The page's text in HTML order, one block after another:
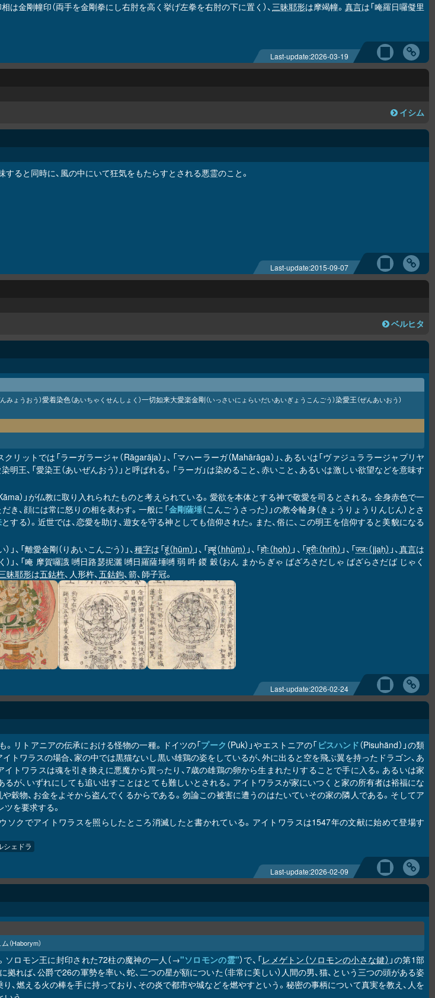
相は金剛幢印（両手を金剛拳にし右肘を高く挙げ左拳を右肘の下に置く）、三昧耶形は摩竭幢。 真言は「唵羅日囉儗里
Last-update:2026-03-19
イシム
すると同時に、風の中にいて狂気をもたらすとされる悪霊のこと。
Last-update:2015-09-07
ベルヒタ
みょうおう）愛着染色（あいちゃくせんしょく）一切如来大愛楽金剛（いっさいにょらいだいあいぎょうこんごう）染愛王（ぜんあいおう）
リットでは「ラーガラージャ（Rāgarāja）」、「マハーラーガ（Mahārāga）」、あるいは「ヴァジュララージャプリヤ
明王、「愛染王（あいぜんおう）」と呼ばれる。「ラーガ」は染めること、赤いこと、あるいは激しい欲望などを意味す
Kāma）」が仏教に取り入れられたものと考えられている。愛欲を本体とする神で敬愛を司るとされる。全身赤色で一
き、顔には常に怒りの相を表わす。一般に「金剛薩埵（こんごうさった）」の教令輪身（きょうりょうりんじん）とさ
とする）。近世では、恋愛を助け、遊女を守る神としても信仰された。また、俗に、この明王を信仰すると美貌になる
」、「離愛金剛（りあいこんごう）」、種字は「हूं（hūṃ） 」、「ह्हूं（hhūṃ） 」、「होः（hoḥ） 」、「ह्रीः（hrīḥ） 」、「ज्जः（jjaḥ） 」、真言は
）」、「唵 摩賀囉誐 嚩日路瑟抳灑 嚩日羅薩埵嚩 弱 吽 鍐 穀（おん まからぎゃ ばざろさだしゃ ばざらさだば じゃく
昧耶形は五鈷杵、人形杵、五鈷鉤、箭、師子冠。
Last-update:2026-02-24
。リトアニアの伝承における怪物の一種。ドイツの「プーク （Puk）」やエストニアの「ピスハンド（Pisuhänd）」の類
トワラスの場合、家の中では黒猫ないし黒い雄鶏の姿をしているが、外に出ると空を飛ぶ翼を持ったドラゴン、あ
イトワラスは魂を引き換えに悪魔から買ったり、7歳の雄鶏の卵から生まれたりすることで手に入る。あるいは家
が、いずれにしても追い出すことはとても難しいとされる。アイトワラスが家にいつくと家の所有者は裕福にな
穀物、お金をよそから盗んでくるからである。勿論この被害に遭うのはたいていその家の隣人である。そしてア
を要求する。
ソクでアイトワラスを照らしたところ消滅したと書かれている。アイトワラスは1547年の文献に始めて登場す
シェドラ
Last-update:2026-02-09
（Haborym）
ソロモン王に封印された72柱の魔神の一人（→"ソロモンの霊"）で、「レメゲトン（ソロモンの小さな鍵） 」の第1部
に拠れば、公爵で26の軍勢を率い、蛇、二つの星が額についた（非常に美しい）人間の男、猫、という三つの頭がある姿
、燃える火の棒を手に持っており、その炎で都市や城などを燃やすという。秘密の事柄について真実を教え、人を